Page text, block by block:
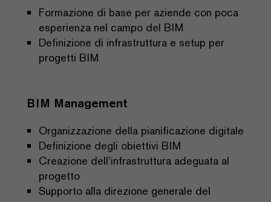
Formazione di base per aziende con poca
esperienza nel campo del BIM
Definizione di infrastruttura e setup per
progetti BIM
BIM Management
Organizzazione della pianificazione digitale
Definizione degli obiettivi BIM
Creazione dell’infrastruttura adeguata al
progetto
Supporto alla direzione generale del